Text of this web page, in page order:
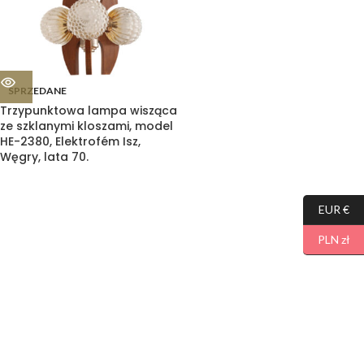
SPRZEDANE
Trzypunktowa lampa wisząca
ze szklanymi kloszami, model
HE-2380, Elektrofém Isz,
Węgry, lata 70.
EUR €
PLN zł